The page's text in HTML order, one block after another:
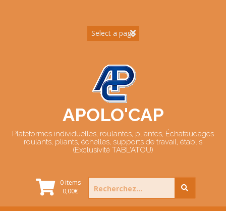
APOLO'CAP
Plateformes individuelles, roulantes, pliantes, Échafaudages
roulants, pliants, échelles, supports de travail, établis
(Exclusivité TABL'ATOU)
0 items
0,00€
Search
for: